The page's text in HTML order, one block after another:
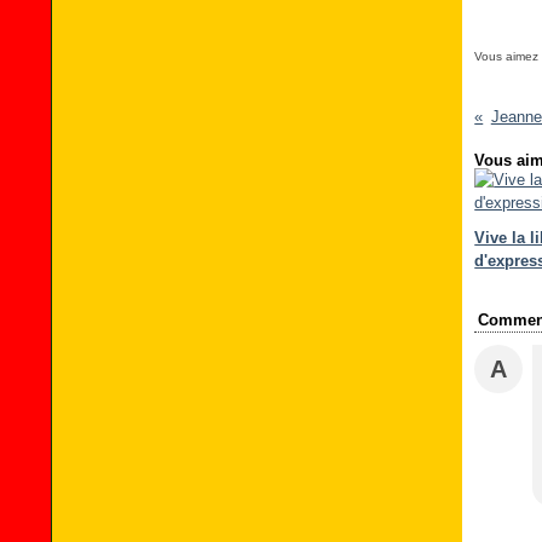
Vous aimez
Vous
Vive la
A